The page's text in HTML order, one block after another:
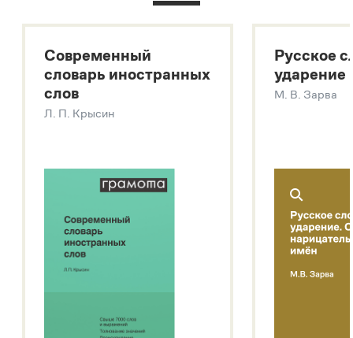
Большой толковый словарь русских глаголов
Современный словарь иностранных слов
Звук – технология синтеза платформы
SaluteSpeech
Современный
словарь иностранных
слов
Л. П. Крысин
Русское
ударение
М. В. Зарва